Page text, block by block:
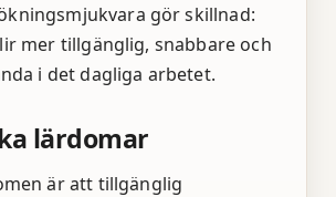
gör skillnad:
mer tillgänglig, snabbare och
i det dagliga arbetet.
lärdomar
är att tillgänglig